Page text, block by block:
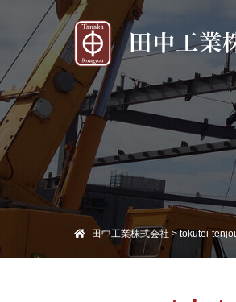
田中工業株式会社 >tokutei-